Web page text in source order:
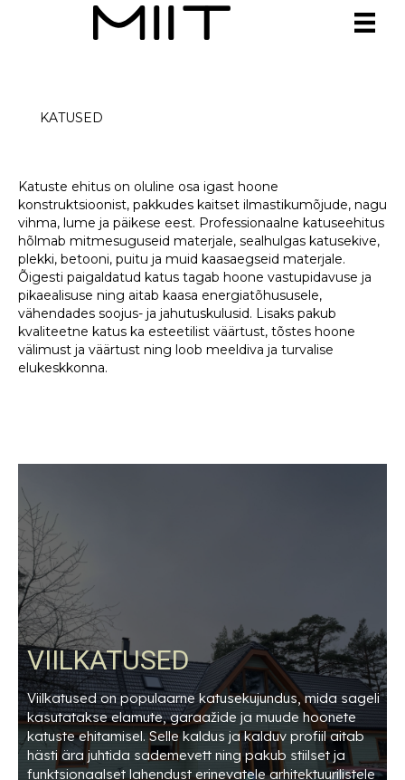
KATUSED
Katuste ehitus on oluline osa igast hoone
konstruktsioonist, pakkudes kaitset ilmastikumõjude, nagu
vihma, lume ja päikese eest. Professionaalne katuseehitus
hõlmab mitmesuguseid materjale, sealhulgas katusekive,
plekki, betooni, puitu ja muid kaasaegseid materjale.
Õigesti paigaldatud katus tagab hoone vastupidavuse ja
pikaealisuse ning aitab kaasa energiatõhususele,
vähendades soojus- ja jahutuskulusid. Lisaks pakub
kvaliteetne katus ka esteetilist väärtust, tõstes hoone
välimust ja väärtust ning loob meeldiva ja turvalise
elukeskkonna.
VIILKATUSED
Viilkatused on populaarne katusekujundus, mida sageli
kasutatakse elamute, garaažide ja muude hoonete
katuste ehitamisel. Selle kaldus ja kalduv profiil aitab
hästi ära juhtida sademevett ning pakub stiilset ja
funktsionaalset lahendust erinevatele arhitektuurilistele